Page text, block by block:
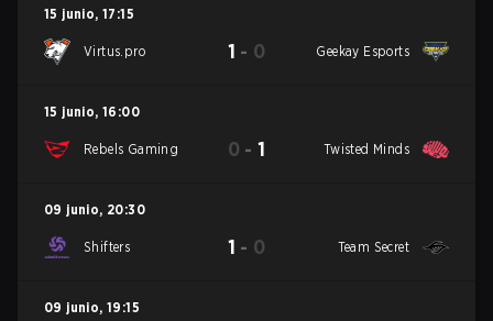
15 junio, 17:15
Virtus.pro 1 - 0 Geekay Esports
15 junio, 16:00
Rebels Gaming 0 -1 Twisted Minds
09 junio, 20:30
Shifters 1 - 0 Team Secret
09 junio, 19:15